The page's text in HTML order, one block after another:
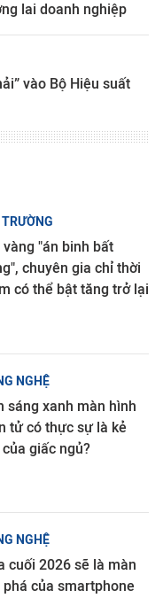
lai doanh nghiệp
vào Bộ Hiệu suất
vàng "án binh bất
chuyên gia chỉ thời
có thể bật tăng trở lại
NGHỆ
sáng xanh màn hình
tử có thực sự là kẻ
giấc ngủ?
NGHỆ
cuối 2026 sẽ là màn
phá của smartphone